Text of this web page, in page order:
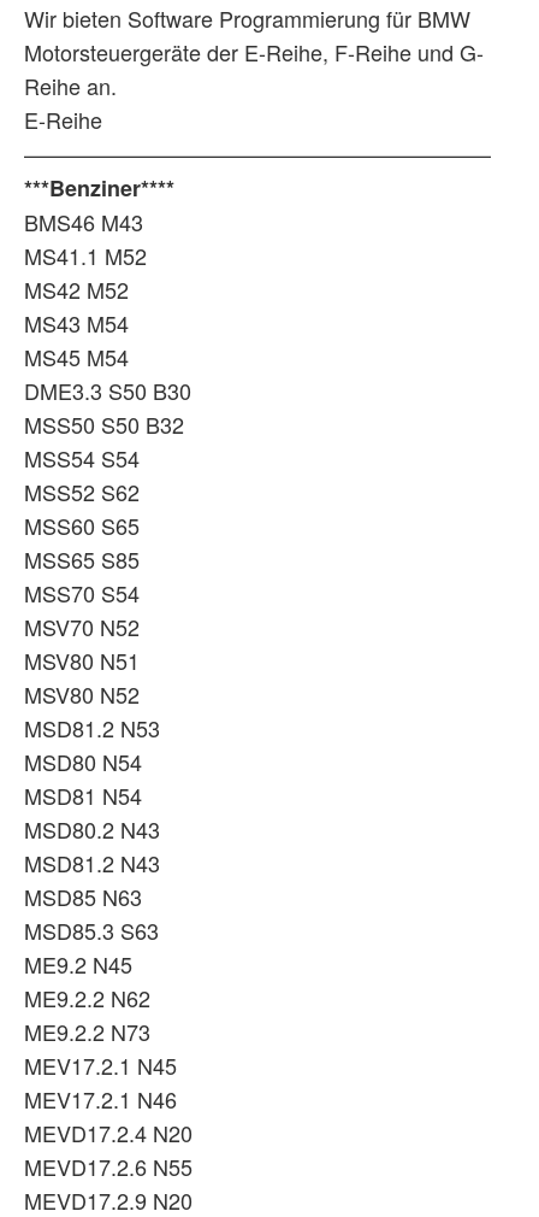
Wir bieten Software Programmierung für BMW
Motorsteuergeräte der E-Reihe, F-Reihe und G-
Reihe an.
E-Reihe
—————————————————————–
***Benziner****
BMS46 M43
MS41.1 M52
MS42 M52
MS43 M54
MS45 M54
DME3.3 S50 B30
MSS50 S50 B32
MSS54 S54
MSS52 S62
MSS60 S65
MSS65 S85
MSS70 S54
MSV70 N52
MSV80 N51
MSV80 N52
MSD81.2 N53
MSD80 N54
MSD81 N54
MSD80.2 N43
MSD81.2 N43
MSD85 N63
MSD85.3 S63
ME9.2 N45
ME9.2.2 N62
ME9.2.2 N73
MEV17.2.1 N45
MEV17.2.1 N46
MEVD17.2.4 N20
MEVD17.2.6 N55
MEVD17.2.9 N20